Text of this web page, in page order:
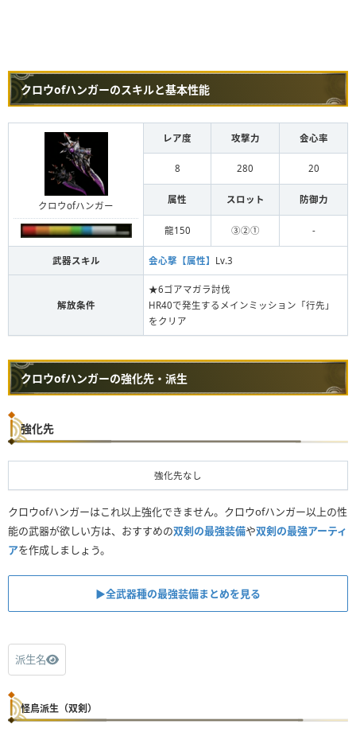
クロウofハンガーのスキルと基本性能
クロウofハンガー
レア度 攻撃力 会心率
8 280 20
属性 スロット 防御力
龍150 ③②① -
武器スキル 会心撃【属性】 Lv.3
解放条件
★6ゴアマガラ討伐
HR40で発生するメインミッション「行先」
をクリア
クロウofハンガーの強化先・派生
強化先
強化先なし
クロウofハンガーはこれ以上強化できません。クロウofハンガー以上の性
能の武器が欲しい方は、おすすめの双剣の最強装備や双剣の最強アーティ
アを作成しましょう。
▶︎全武器種の最強装備まとめを見る
派生名
怪鳥派生（双剣）